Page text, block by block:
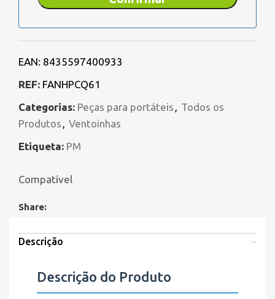
EAN: 8435597400933
REF: FANHPCQ61
Categorias: Peças para portáteis , Todos os
Produtos , Ventoinhas
Etiqueta: PM
Compatível
Share:
Descrição
Descrição do Produto